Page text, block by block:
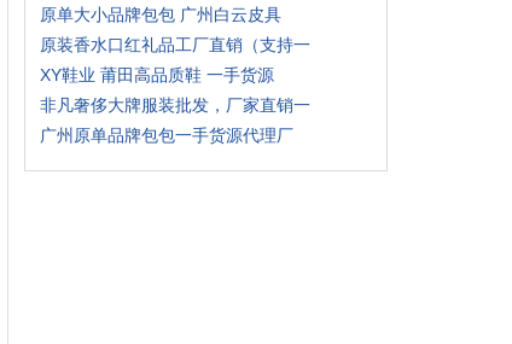
原单大小品牌包包 广州白云皮具
原装香水口红礼品工厂直销（支持一
XY鞋业 莆田高品质鞋 一手货源
非凡奢侈大牌服装批发，厂家直销一
广州原单品牌包包一手货源代理厂